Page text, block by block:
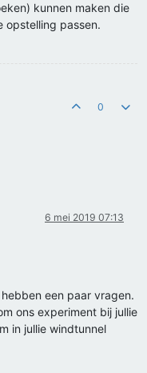
kunnen maken die
opstelling passen.
0
6 mei 2019 07:13
een paar vragen.
ons experiment bij jullie
in jullie windtunnel